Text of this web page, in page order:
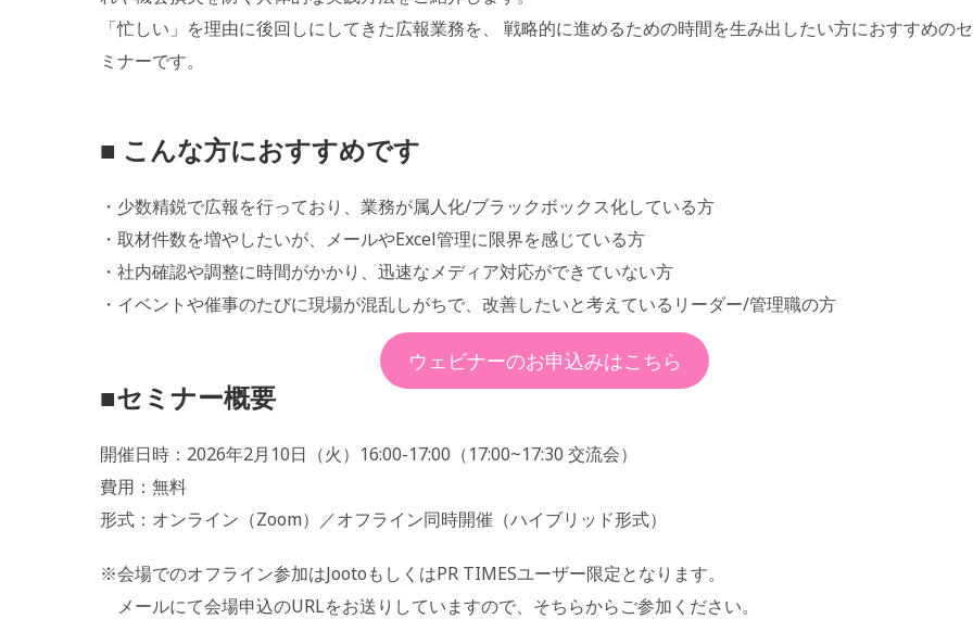
「忙しい」を理由に後回しにしてきた広報業務を、 戦略的に進めるための時間を生み出したい方におすすめのセ
ミナーです。
■ こんな方におすすめです
・少数精鋭で広報を行っており、業務が属人化/ブラックボックス化している方
・取材件数を増やしたいが、メールやExcel管理に限界を感じている方
・社内確認や調整に時間がかかり、迅速なメディア対応ができていない方
・イベントや催事のたびに現場が混乱しがちで、改善したいと考えているリーダー/管理職の方
ウェビナーのお申込みはこちら
■セミナー概要
開催日時：2026年2月10日（火）16:00-17:00（17:00~17:30 交流会）
費用：無料
形式：オンライン（Zoom）／オフライン同時開催（ハイブリッド形式）
※会場でのオフライン参加はJootoもしくはPR TIMESユーザー限定となります。
メールにて会場申込のURLをお送りしていますので、そちらからご参加ください。